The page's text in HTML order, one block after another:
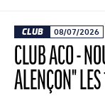
CLUB 08/07/2026
CLUB ACO -
ALENÇON"